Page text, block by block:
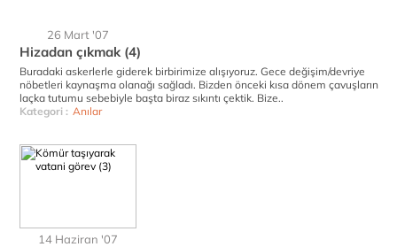
26 Mart '07
Hizadan çıkmak (4)
Buradaki askerlerle giderek birbirimize alışıyoruz. Gece değişim/devriye
nöbetleri kaynaşma olanağı sağladı. Bizden önceki kısa dönem çavuşların
laçka tutumu sebebiyle başta biraz sıkıntı çektik. Bize..
Kategori : Anılar
14 Haziran '07